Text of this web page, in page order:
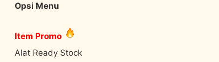
Opsi Menu
Item Promo
Alat Ready Stock